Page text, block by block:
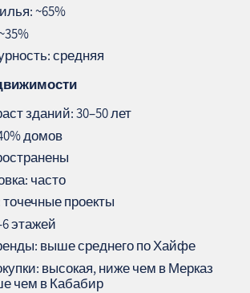
~65%
средняя
зданий: 30–50 лет
домов
часто
проекты
этажей
выше среднего по Хайфе
высокая, ниже чем в Мерказ
чем в Кабабир